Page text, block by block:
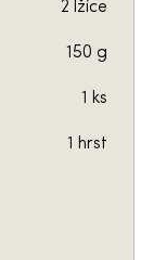
2 lžíce
150 g
1 ks
1 hrst